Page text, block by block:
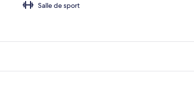
Salle de sport